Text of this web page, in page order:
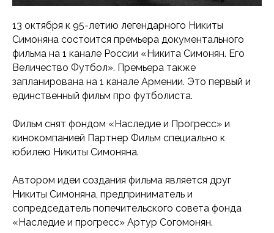
13 октября к 95-летию легендарного Никиты
Симоняна состоится премьера документального
фильма на 1 канале России «Никита Симонян. Его
Величество Футбол». Премьера также
запланирована на 1 канале Армении. Это первый и
единственный фильм про футболиста.
Фильм снят фондом «Наследие и Прогресс» и
кинокомпанией Партнер Фильм специально к
юбилею Никиты Симоняна.
Автором идеи создания фильма является друг
Никиты Симоняна, предприниматель и
сопредседатель попечительского совета фонда
«Наследие и прогресс» Артур Согомонян.